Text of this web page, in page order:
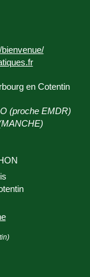
en Cotentin
(proche EMDR)